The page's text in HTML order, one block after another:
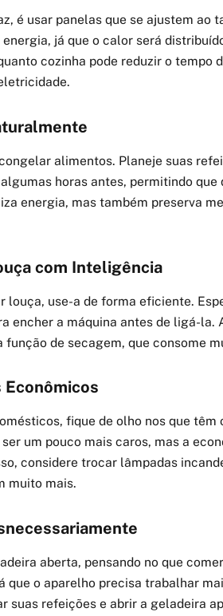
é usar panelas que se ajustem ao
já que o calor será
cozinha pode reduzir o tempo
alimentos. Planeje suas
horas antes, permitindo que
energia, mas também preserva
com Inteligência
louça, use-a de forma eficiente.
encher a máquina antes de ligá-la.
de secagem, que consome
fique de olho nos que têm
um pouco mais caros, mas a
considere trocar lâmpadas
muito mais.
aberta, pensando no que
que o aparelho precisa trabalhar
suas refeições e abrir a geladeira